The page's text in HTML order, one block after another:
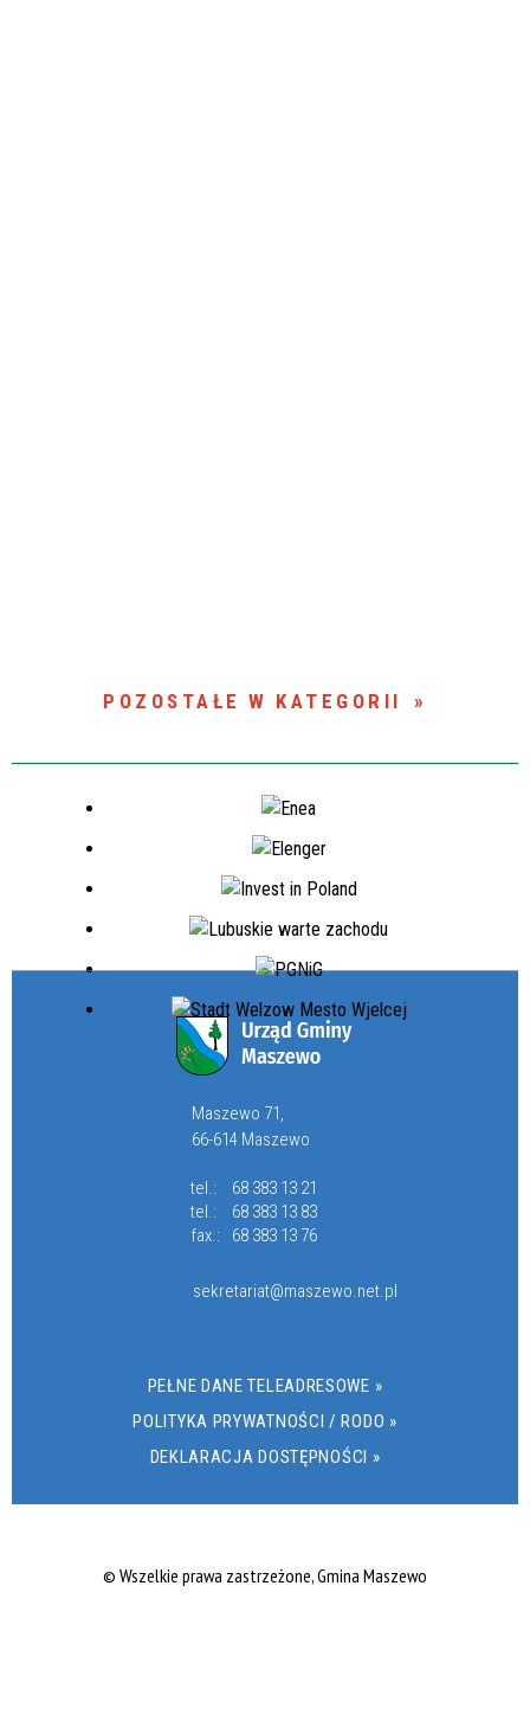
POZOSTAŁE W KATEGORII
Maszewo 71,
66-614 Maszewo
tel.:
68 383 13 21
tel.:
68 383 13 83
fax.:
68 383 13 76
sekretariat@maszewo.net.pl
PEŁNE DANE TELEADRESOWE »
POLITYKA PRYWATNOŚCI / RODO »
DEKLARACJA DOSTĘPNOŚCI »
© Wszelkie prawa zastrzeżone, Gmina Maszewo